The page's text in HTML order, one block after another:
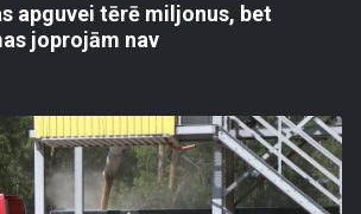
apguvei tērē miljonus, bet
joprojām nav